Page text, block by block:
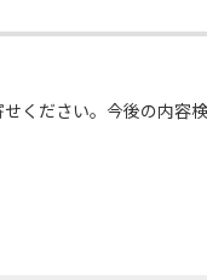
ください。今後の内容